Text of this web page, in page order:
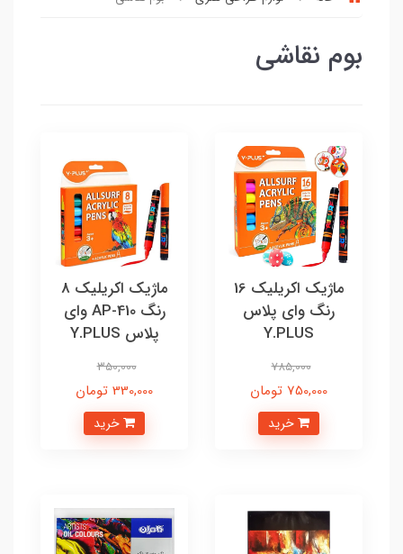
بوم نقاشی
ماژیک اکریلیک 16
رنگ وای پلاس
Y.PLUS
785,000
750,000 تومان
ماژیک اکریلیک 8
رنگ AP-410 وای
پلاس Y.PLUS
350,000
330,000 تومان